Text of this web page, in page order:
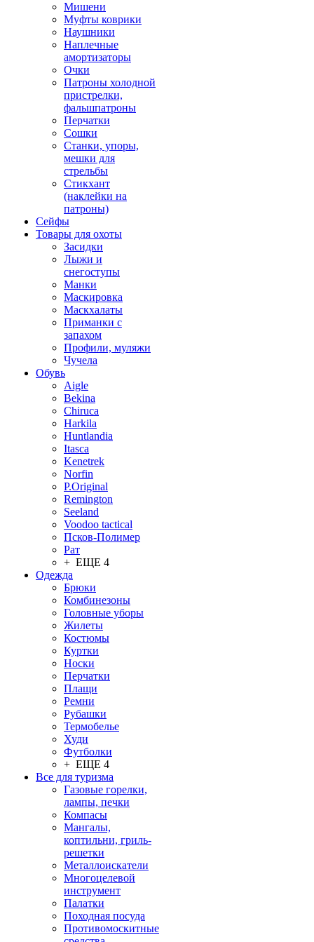
Мишени
Муфты коврики
Наушники
Наплечные
амортизаторы
Очки
Патроны холодной
пристрелки,
фальшпатроны
Перчатки
Сошки
Станки, упоры,
мешки для
стрельбы
Стикхант
(наклейки на
патроны)
Сейфы
Товары для охоты
Засидки
Лыжи и
снегоступы
Манки
Маскировка
Маскхалаты
Приманки с
запахом
Профили, муляжи
Чучела
Обувь
Aigle
Bekina
Chiruсa
Harkila
Huntlandia
Itasca
Kenetrek
Norfin
P.Original
Remington
Seeland
Voodoo tactical
Псков-Полимер
Рат
+ ЕЩЕ 4
Одежда
Брюки
Комбинезоны
Головные уборы
Жилеты
Костюмы
Куртки
Носки
Перчатки
Плащи
Ремни
Рубашки
Термобелье
Худи
Футболки
+ ЕЩЕ 4
Все для туризма
Газовые горелки,
лампы, печки
Компасы
Мангалы,
коптильни, гриль-
решетки
Металлоискатели
Многоцелевой
инструмент
Палатки
Походная посуда
Противомоскитные